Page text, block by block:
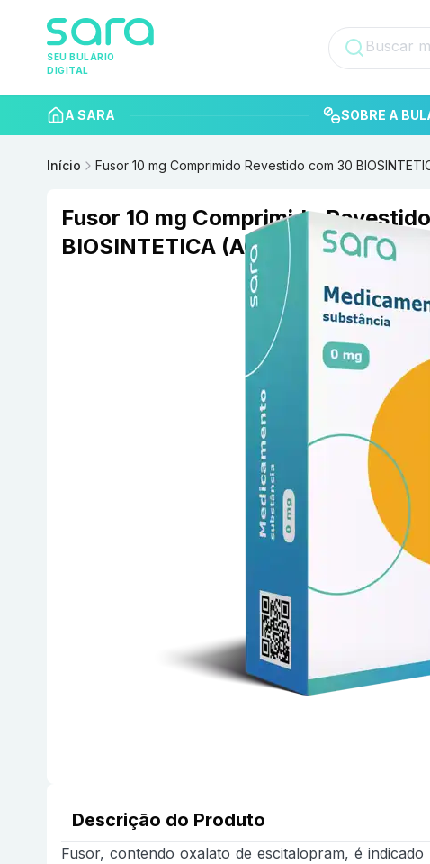
SEU BULÁRIO
DIGITAL
A SARA SOBRE A
Início Fusor 10 mg Comprimido Revestido com 30
Fusor 10 mg Comprimido
BIOSINTETICA (ACHE)
Descrição do Produto
Fusor, contendo oxalato de escitalopram, é